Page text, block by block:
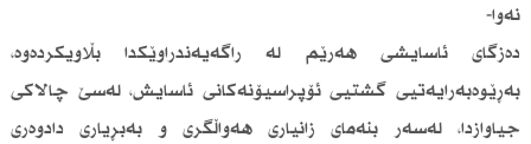
نەوا-
دەزگای ئاسایشی هەرێم لە راگەیەندراوێكدا بڵاویكردەوە،
بەڕێوەبەرایەتیی گشتیی ئۆپراسیۆنەكانی ئاسایش، لەسێ چالاكی
جیاوازدا، لەسەر بنەمای زانیاری هەواڵگری و بەبڕیاری دادوەری